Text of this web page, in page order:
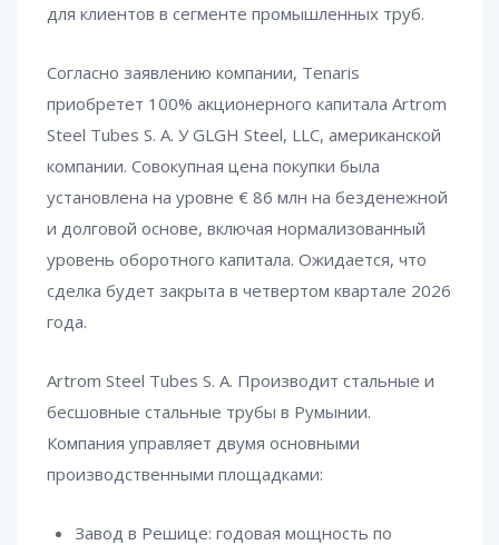
для клиентов в сегменте промышленных труб.
Согласно заявлению компании, Tenaris
приобретет 100% акционерного капитала Artrom
Steel Tubes S. A. У GLGH Steel, LLC, американской
компании. Совокупная цена покупки была
установлена на уровне € 86 млн на безденежной
и долговой основе, включая нормализованный
уровень оборотного капитала. Ожидается, что
сделка будет закрыта в четвертом квартале 2026
года.
Artrom Steel Tubes S. A. Производит стальные и
бесшовные стальные трубы в Румынии.
Компания управляет двумя основными
производственными площадками:
Завод в Решице: годовая мощность по